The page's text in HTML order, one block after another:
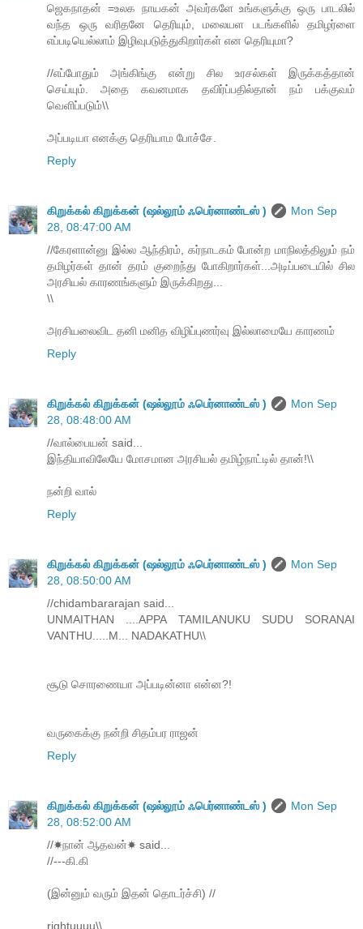
ஜெகநாதன் =உலக நாயகன் அவர்களே உங்களுக்கு ஒரு பாடலில்
வந்த ஒரு வரிதனே தெரியும், மலையள படங்களில் தமிழர்ளை
எப்படியெல்லாம் இழிவுபடுத்துகிறார்கள் என தெரியுமா?
//எப்போதும் அங்கிங்கு என்று சில உரசல்கள் இருக்கத்தான்
செய்யும். அதை கவனமாக தவிர்ப்பதில்தான் நம் பக்குவம்
வெளிப்படும்\\
அப்படியா எனக்கு தெரியாம போச்சே.
Reply
கிறுக்கல் கிறுக்கன் (ஷல்லூம் ஃபெர்னாண்டஸ் )
Mon Sep
28, 08:47:00 AM
//கேரளான்னு இல்ல ஆந்திரம், கர்நாடகம் போன்ற மாநிலத்திலும் நம்
தமிழர்கள் தான் தரம் குறைந்து போகிறார்கள்...அடிப்படையில் சில
அரசியல் காரணங்களும் இருக்கிறது...
\\
அரசியலைவிட தனி மனித விழிப்புணர்வு இல்லாமையே காரணம்
Reply
கிறுக்கல் கிறுக்கன் (ஷல்லூம் ஃபெர்னாண்டஸ் )
Mon Sep
28, 08:48:00 AM
//வால்பையன் said...
இந்தியாவிலேயே மோசமான அரசியல் தமிழ்நாட்டில் தான்!\\
நன்றி வால்
Reply
கிறுக்கல் கிறுக்கன் (ஷல்லூம் ஃபெர்னாண்டஸ் )
Mon Sep
28, 08:50:00 AM
//chidambararajan said...
UNMAITHAN ....APPA TAMILANUKU SUDU SORANAI
VANTHU.....M... NADAKATHU\\
சூடு சொரணையா அப்படின்னா என்ன?!
வருகைக்கு நன்றி சிதம்பர ராஜன்
Reply
கிறுக்கல் கிறுக்கன் (ஷல்லூம் ஃபெர்னாண்டஸ் )
Mon Sep
28, 08:52:00 AM
//☀நான் ஆதவன்☀ said...
//---கி.கி
(இன்னும் வரும் இதன் தொடர்ச்சி) //
rightuuuu\\